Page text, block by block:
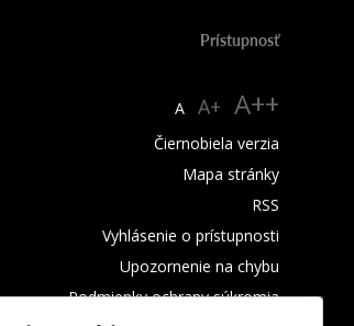
Prístupnosť
A A+ A++
Čiernobiela verzia
Mapa stránky
RSS
Vyhlásenie o prístupnosti
Upozornenie na chybu
Podmienky ochrany súkromia